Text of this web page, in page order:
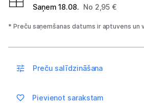
Viedierīces
Saņem 18.08. No 2,95 €
* Preču saņemšanas datums ir aptuvens un
Preču salīdzināšana
Pievienot sarakstam